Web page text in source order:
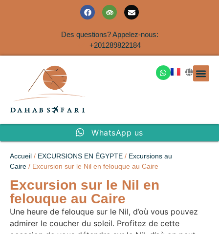
Des questions? Appelez-nous:
+201289822184
WhatsApp us
Accueil / EXCURSIONS EN ÉGYPTE / Excursions au
Caire / Excursion sur le Nil en felouque au Caire
Excursion sur le Nil en
felouque au Caire
Une heure de felouque sur le Nil, d’où vous pouvez
admirer le coucher du soleil. Profitez de cette